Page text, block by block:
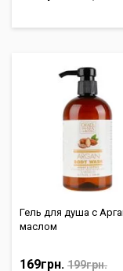
Гель для душа с
маслом
169грн. 199грн.